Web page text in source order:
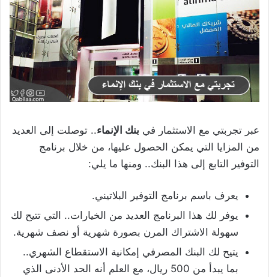
عبر تجربتي مع الاستثمار في بنك الإنماء.. توصلت إلى العديد
من المزايا التي يمكن الحصول عليها، من خلال برنامج
التوفير التابع إلى هذا البنك.. ومنها ما يلي:
يعرف باسم برنامج التوفير البلاتيني.
يوفر لك هذا البرنامج العديد من الخيارات.. التي تتيح لك
سهولة الاشتراك المرن بصورة شهرية أو نصف شهرية.
يتيح لك البنك المصرفي إمكانية الاستقطاع الشهري..
بما يبدأ من 500 ريال، مع العلم أنه الحد الأدنى الذي